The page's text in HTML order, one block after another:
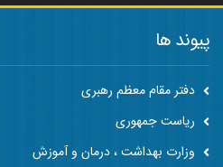
پیوند ها
دفتر مقام معظم رهبری
ریاست جمهوری
وزارت بهداشت ، درمان و آموزش